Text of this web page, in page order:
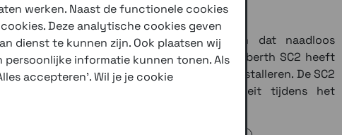
een geavanceerd communicatiesysteem dat naadloos
C5, E2, J2 en S3motorhelmen. de Schuberth SC2 heeft
intercom. Het systeem is eenvoudig te installeren. De SC2
comfort en maximale functionaliteit tijdens het
werken. Naast de functionele cookies
Deze analytische cookies geven
dienst te kunnen zijn. Ook plaatsen wij
persoonlijke informatie kunnen tonen. Als
accepteren'. Wil je je cookie